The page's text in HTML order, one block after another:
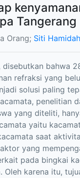
Tangerang
Orang; Siti Hamidah
bahwa
refraksi yang
solusi paling
penelitian
yang diteliti,
yaitu
saat
yang
pada bingkai
karena itu,